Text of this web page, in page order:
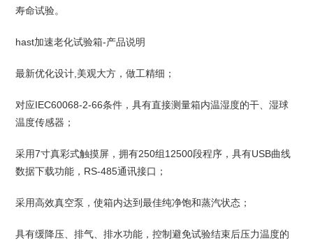
寿命试验。
hast加速老化试验箱-产品说明
最新优化设计,美观大方，做工精细；
对应IEC60068-2-66条件，具有直接测量箱内温湿度的干、湿球
温度传感器；
采用7寸真彩式触摸屏，拥有250组12500段程序，具有USB曲线
数据下载功能，RS-485通讯接口；
采用高效真空泵，使箱内达到最佳纯净饱和蒸汽状态；
具有缓降压、排气、排水功能，控制避免试验结束后压力温度的